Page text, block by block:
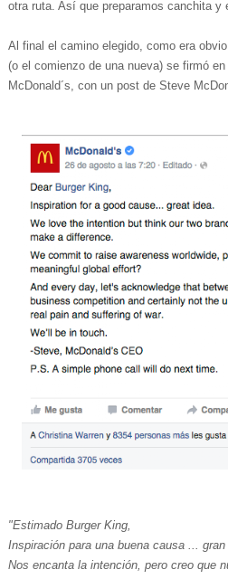
otra ruta. Así que preparamos canchita y
Al final el camino elegido, como era
(o el comienzo de una nueva) se firmó
McDonald´s, con un post de Steve
"Estimado Burger King,
Inspiración para una buena causa ... gran
Nos encanta la intención, pero creo que